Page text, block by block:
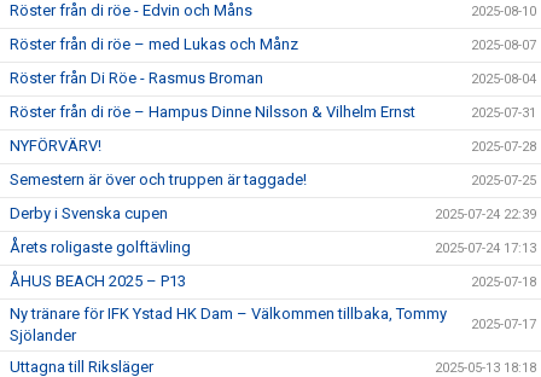
Röster från di röe - Edvin och Måns 2025-08-10
Röster från di röe – med Lukas och Månz 2025-08-07
Röster från Di Röe - Rasmus Broman 2025-08-04
Röster från di röe – Hampus Dinne Nilsson & Vilhelm Ernst 2025-07-31
NYFÖRVÄRV! 2025-07-28
Semestern är över och truppen är taggade! 2025-07-25
Derby i Svenska cupen 2025-07-24 22:39
Årets roligaste golftävling 2025-07-24 17:13
ÅHUS BEACH 2025 – P13 2025-07-18
Ny tränare för IFK Ystad HK Dam – Välkommen tillbaka, Tommy
Sjölander
2025-07-17
Uttagna till Riksläger 2025-05-13 18:18